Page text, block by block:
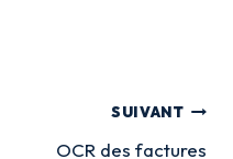
SUIVANT
OCR des factures